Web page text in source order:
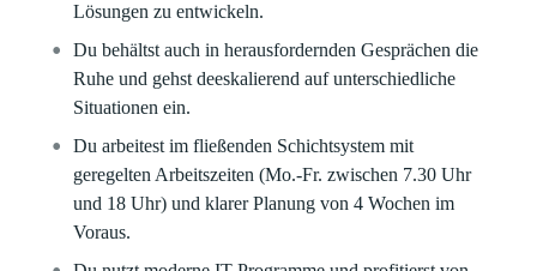
Lösungen zu entwickeln.
Du behältst auch in herausfordernden Gesprächen die
Ruhe und gehst deeskalierend auf unterschiedliche
Situationen ein.
Du arbeitest im fließenden Schichtsystem mit
geregelten Arbeitszeiten (Mo.-Fr. zwischen 7.30 Uhr
und 18 Uhr) und klarer Planung von 4 Wochen im
Voraus.